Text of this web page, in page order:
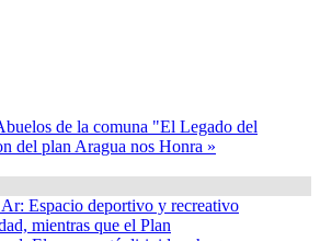
de la comuna "El Legado del
del plan Aragua nos Honra »
Ar: Espacio deportivo y recreativo
mientras que el Plan